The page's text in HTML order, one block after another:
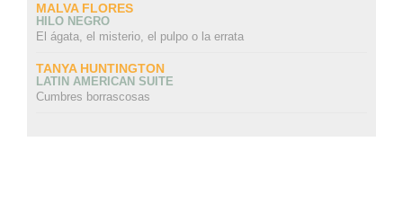
MALVA FLORES
HILO NEGRO
El ágata, el misterio, el pulpo o la errata
TANYA HUNTINGTON
LATIN AMERICAN SUITE
Cumbres borrascosas